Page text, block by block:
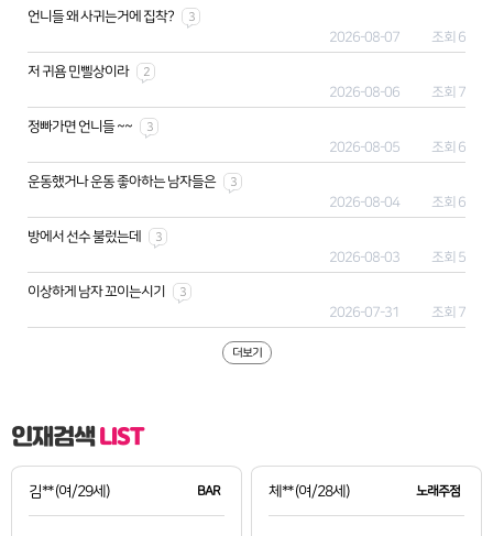
언니들 왜 사귀는거에 집착? 3
조회 6
2026-08-07
저 귀욤 민삘상이라 2
조회 7
2026-08-06
정빠가면 언니들 ~~ 3
조회 6
2026-08-05
운동했거나 운동 좋아하는 남자들은 3
조회 6
2026-08-04
방에서 선수 불렀는데 3
조회 5
2026-08-03
이상하게 남자 꼬이는시기 3
조회 7
2026-07-31
더보기
인재검색LIST
김**(여/29세) BAR 체**(여/28세) 노래주점